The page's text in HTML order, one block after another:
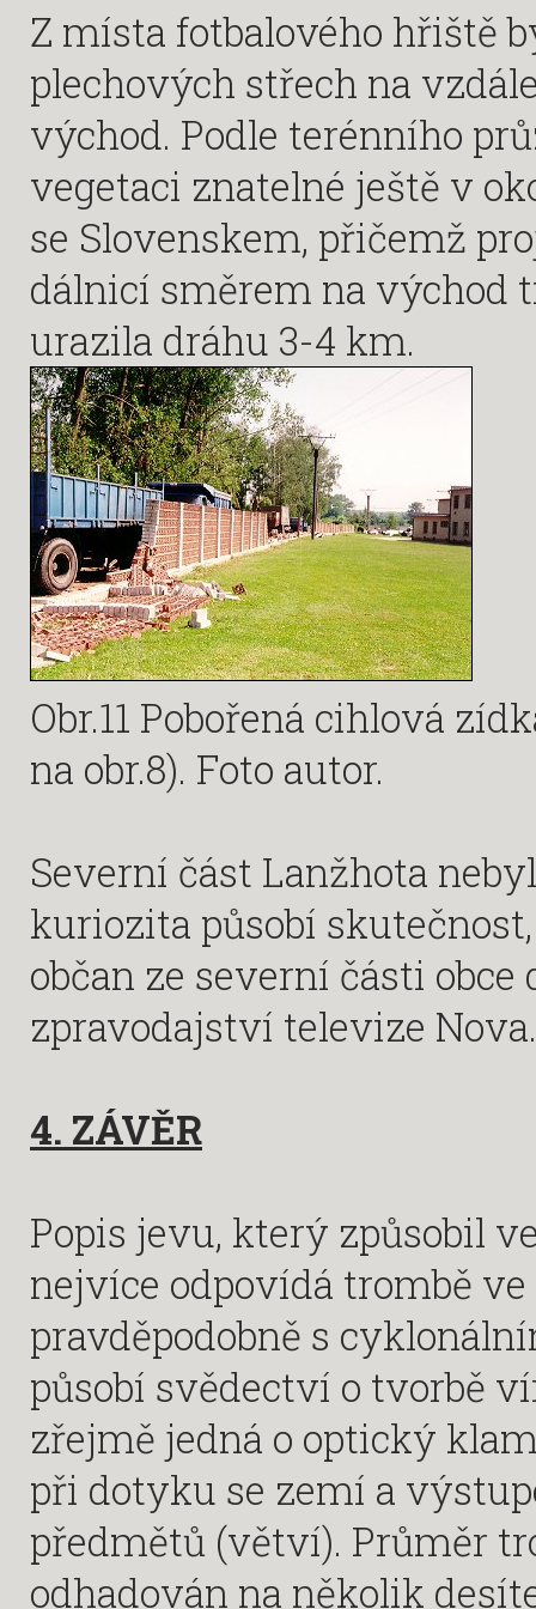
Z místa fotbalového hřiště
plechových střech na
východ. Podle terénního
vegetaci znatelné ještě v
se Slovenskem, přičemž
dálnicí směrem na východ
urazila dráhu 3-4 km.
Obr.11 Pobořená cihlová
na obr.8). Foto autor.
Severní část Lanžhota
kuriozita působí
občan ze severní části
zpravodajství televize Nova.
4. ZÁVĚR
Popis jevu, který způsobil
nejvíce odpovídá trombě
pravděpodobně s
působí svědectví o tvorbě
zřejmě jedná o optický
při dotyku se zemí a
předmětů (větví). Průměr
odhadován na několik